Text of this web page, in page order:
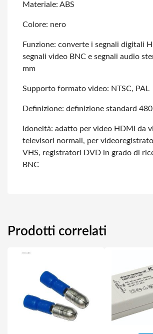
Materiale: ABS
Colore: nero
Funzione: converte i segnali digitali
segnali video BNC e segnali audio
mm
Supporto formato video: NTSC, PAL
Definizione: definizione standard
Idoneità: adatto per video HDMI da
televisori normali, per
VHS, registratori DVD in grado di
BNC
Prodotti correlati